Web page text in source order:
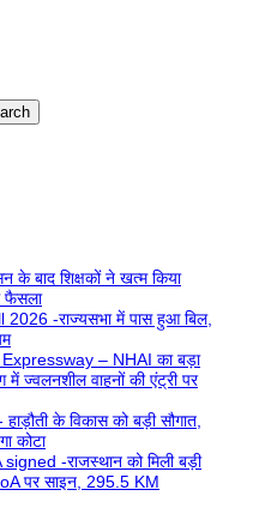
के बाद शिक्षकों ने खत्म किया
फैसला
-राज्यसभा में पास हुआ बिल,
– NHAI का बड़ा
ज्वलनशील वाहनों की एंट्री पर
के विकास को बड़ी सौगात,
कोटा
-राजस्थान को मिली बड़ी
पर साइन, 295.5 KM